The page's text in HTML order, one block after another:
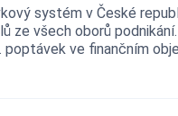
systém v České
ze všech oborů podnikání.
ve finančním